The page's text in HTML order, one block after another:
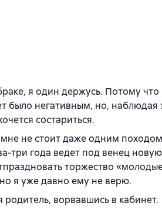
я один держусь. Потому
было негативным, но, наблюдая
состариться.
не стоит даже одним походом
три года ведет под венец
торжество
я уже давно ему не верю.
ворвавшись в кабинет.